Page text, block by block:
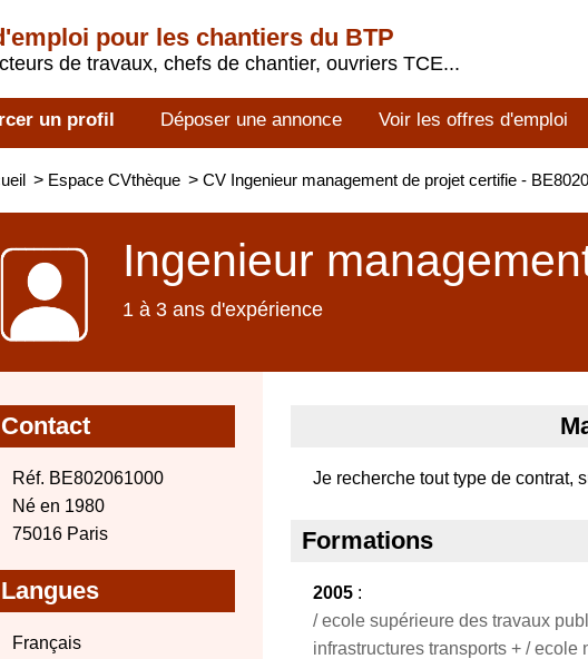
pour les chantiers du BTP
de travaux, chefs de chantier, ouvriers TCE...
un profil Déposer une annonce Voir les offres d'emploi
> Espace CVthèque > CV Ingenieur management de projet certifie -
Ingenieur
1 à 3 ans d'expérience
Contact
Réf. BE802061000
Né en 1980
75016 Paris
Langues
Français
Je recherche tout type de contrat,
Formations
2005 :
/ ecole supérieure des travaux
infrastructures transports + /